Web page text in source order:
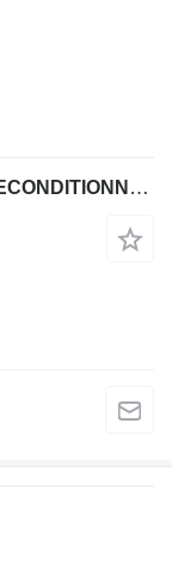
Moteur Cummins QSB3.3 CPL???? RECONDITIONNÉ pour matériel de TP